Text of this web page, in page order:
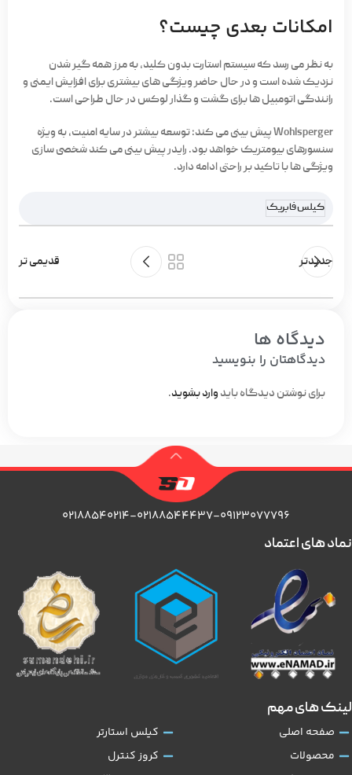
امکانات بعدی چیست؟
به نظر می رسد که سیستم استارت بدون کلید، به مرز همه گیر شدن
نزدیک شده است و در حال حاضر ویژگی های بیشتری برای افزایش ایمنی و
رانندگی اتومبیل ها برای گشت و گذار لوکس در حال طراحی است.
Wohlsperger پیش بینی می کند: توسعه بیشتر در سایه امنیت، به ویژه
سنسورهای بیومتریک خواهد بود. رایدر پیش بینی می کند شخصی سازی
ویژگی ها با تاکید بر راحتی ادامه دارد.
کیلس فابریک
جدیدتر قدیمی تر
دیدگاه ها
دیدگاهتان را بنویسید
برای نوشتن دیدگاه باید وارد بشوید.
۰۲۱۸۸۵۴۰۲۱۴-۰۲۱۸۸۵۴۴۴۳۷-۰۹۱۲۳۰۷۷۷۹۶
لینک های مهم
صفحه اصلی
محصولات
کیلس استارتر
کروز کنترل
نماد های اعتماد